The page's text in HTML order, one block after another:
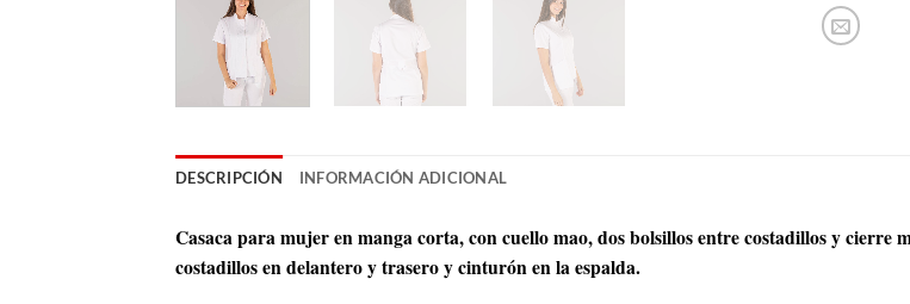
DESCRIPCIÓN INFORMACIÓN ADICIONAL
Casaca para mujer en manga corta, con cuello mao, dos bolsillos entre costadillos y cierre
costadillos en delantero y trasero y cinturón en la espalda.